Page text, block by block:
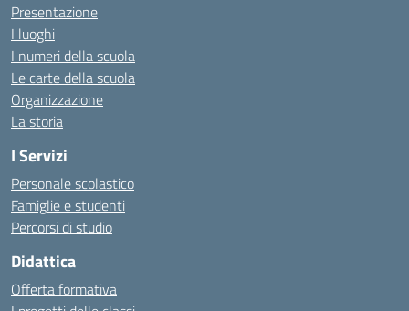
Presentazione
I luoghi
I numeri della scuola
Le carte della scuola
Organizzazione
La storia
I Servizi
Personale scolastico
Famiglie e studenti
Percorsi di studio
Didattica
Offerta formativa